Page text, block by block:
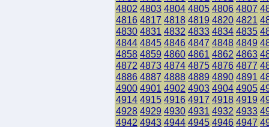
4802 4803 4804 4805 4806 4807
4816 4817 4818 4819 4820 4821
4830 4831 4832 4833 4834 4835
4844 4845 4846 4847 4848 4849
4858 4859 4860 4861 4862 4863
4872 4873 4874 4875 4876 4877
4886 4887 4888 4889 4890 4891
4900 4901 4902 4903 4904 4905
4914 4915 4916 4917 4918 4919
4928 4929 4930 4931 4932 4933
4942 4943 4944 4945 4946 4947